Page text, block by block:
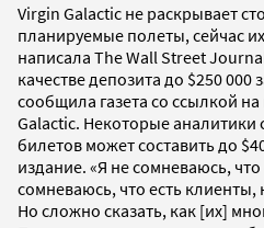
Virgin Galactic не раскрывает
планируемые полеты, сейчас
написала The Wall Street
качестве депозита до $250
сообщила газета со ссылкой
Galactic. Некоторые аналитики
билетов может составить до
издание. «Я не сомневаюсь, что
сомневаюсь, что есть клиенты,
Но сложно сказать, как [их]